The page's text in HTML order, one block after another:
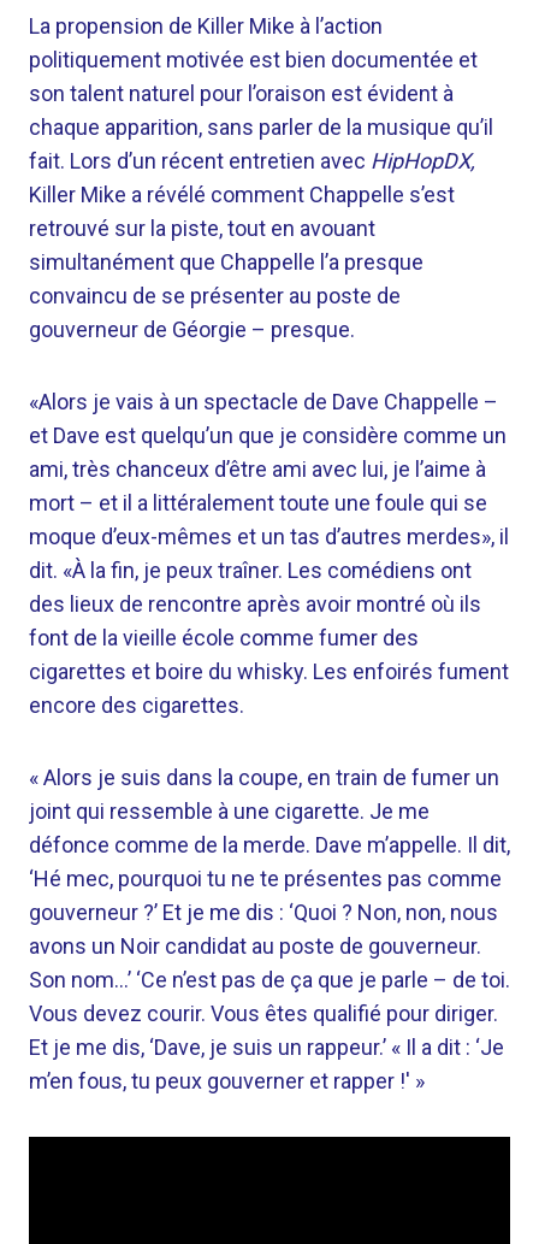
La propension de Killer Mike à l’action
politiquement motivée est bien documentée et
son talent naturel pour l’oraison est évident à
chaque apparition, sans parler de la musique qu’il
fait. Lors d’un récent entretien avec HipHopDX,
Killer Mike a révélé comment Chappelle s’est
retrouvé sur la piste, tout en avouant
simultanément que Chappelle l’a presque
convaincu de se présenter au poste de
gouverneur de Géorgie – presque.
«Alors je vais à un spectacle de Dave Chappelle –
et Dave est quelqu’un que je considère comme un
ami, très chanceux d’être ami avec lui, je l’aime à
mort – et il a littéralement toute une foule qui se
moque d’eux-mêmes et un tas d’autres merdes», il
dit. «À la fin, je peux traîner. Les comédiens ont
des lieux de rencontre après avoir montré où ils
font de la vieille école comme fumer des
cigarettes et boire du whisky. Les enfoirés fument
encore des cigarettes.
« Alors je suis dans la coupe, en train de fumer un
joint qui ressemble à une cigarette. Je me
défonce comme de la merde. Dave m’appelle. Il dit,
‘Hé mec, pourquoi tu ne te présentes pas comme
gouverneur ?’ Et je me dis : ‘Quoi ? Non, non, nous
avons un Noir candidat au poste de gouverneur.
Son nom…’ ‘Ce n’est pas de ça que je parle – de toi.
Vous devez courir. Vous êtes qualifié pour diriger.
Et je me dis, ‘Dave, je suis un rappeur.’ « Il a dit : ‘Je
m’en fous, tu peux gouverner et rapper !' »